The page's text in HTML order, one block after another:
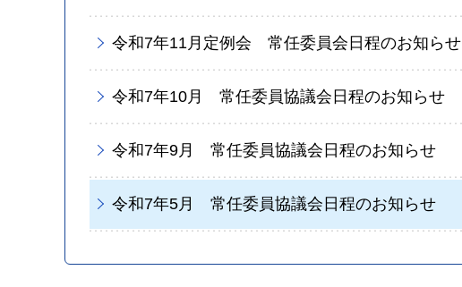
令和7年11月定例会 常任委員会日程のお知らせ
令和7年10月 常任委員協議会日程のお知らせ
令和7年9月 常任委員協議会日程のお知らせ
令和7年5月 常任委員協議会日程のお知らせ